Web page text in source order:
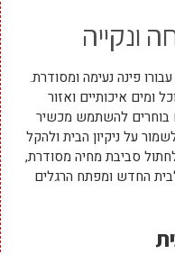
ונקייה
פינה נעימה ומסודרת.
ומים איכותיים ואזור
בוחרים להשתמש מכשיר
על ניקיון הבית ולהקל
סביבת מחיה מסודרת,
החדש ומפתח הרגלים